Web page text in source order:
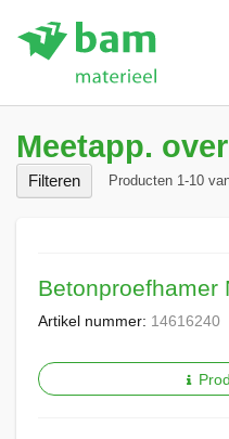
Meetapp.
Producten 1-10
Betonproefhamer
Artikel nummer: 14616240
Filteren